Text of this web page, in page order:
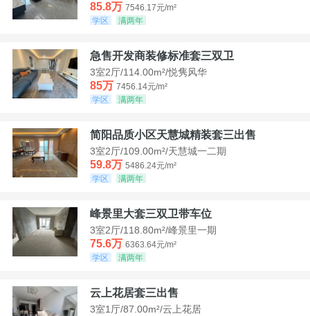
85.8万 7546.17元/m²
学区
满两年
急售开发商装修标准套三双卫
3室2厅/114.00m²/悦隽风华
85万 7456.14元/m²
学区
满两年
简阳品质小区天慧城精装套三出售
3室2厅/109.00m²/天慧城一二期
59.8万 5486.24元/m²
学区
满两年
峰景里大套三双卫带车位
3室2厅/118.80m²/峰景里一期
75.6万 6363.64元/m²
学区
满两年
云上花居套三出售
3室1厅/87.00m²/云上花居